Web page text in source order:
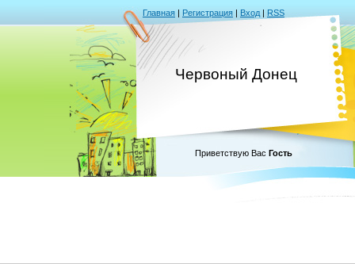
Главная | Регистрация | Вход | RSS
Червоный Донец
Приветствую Вас Гость